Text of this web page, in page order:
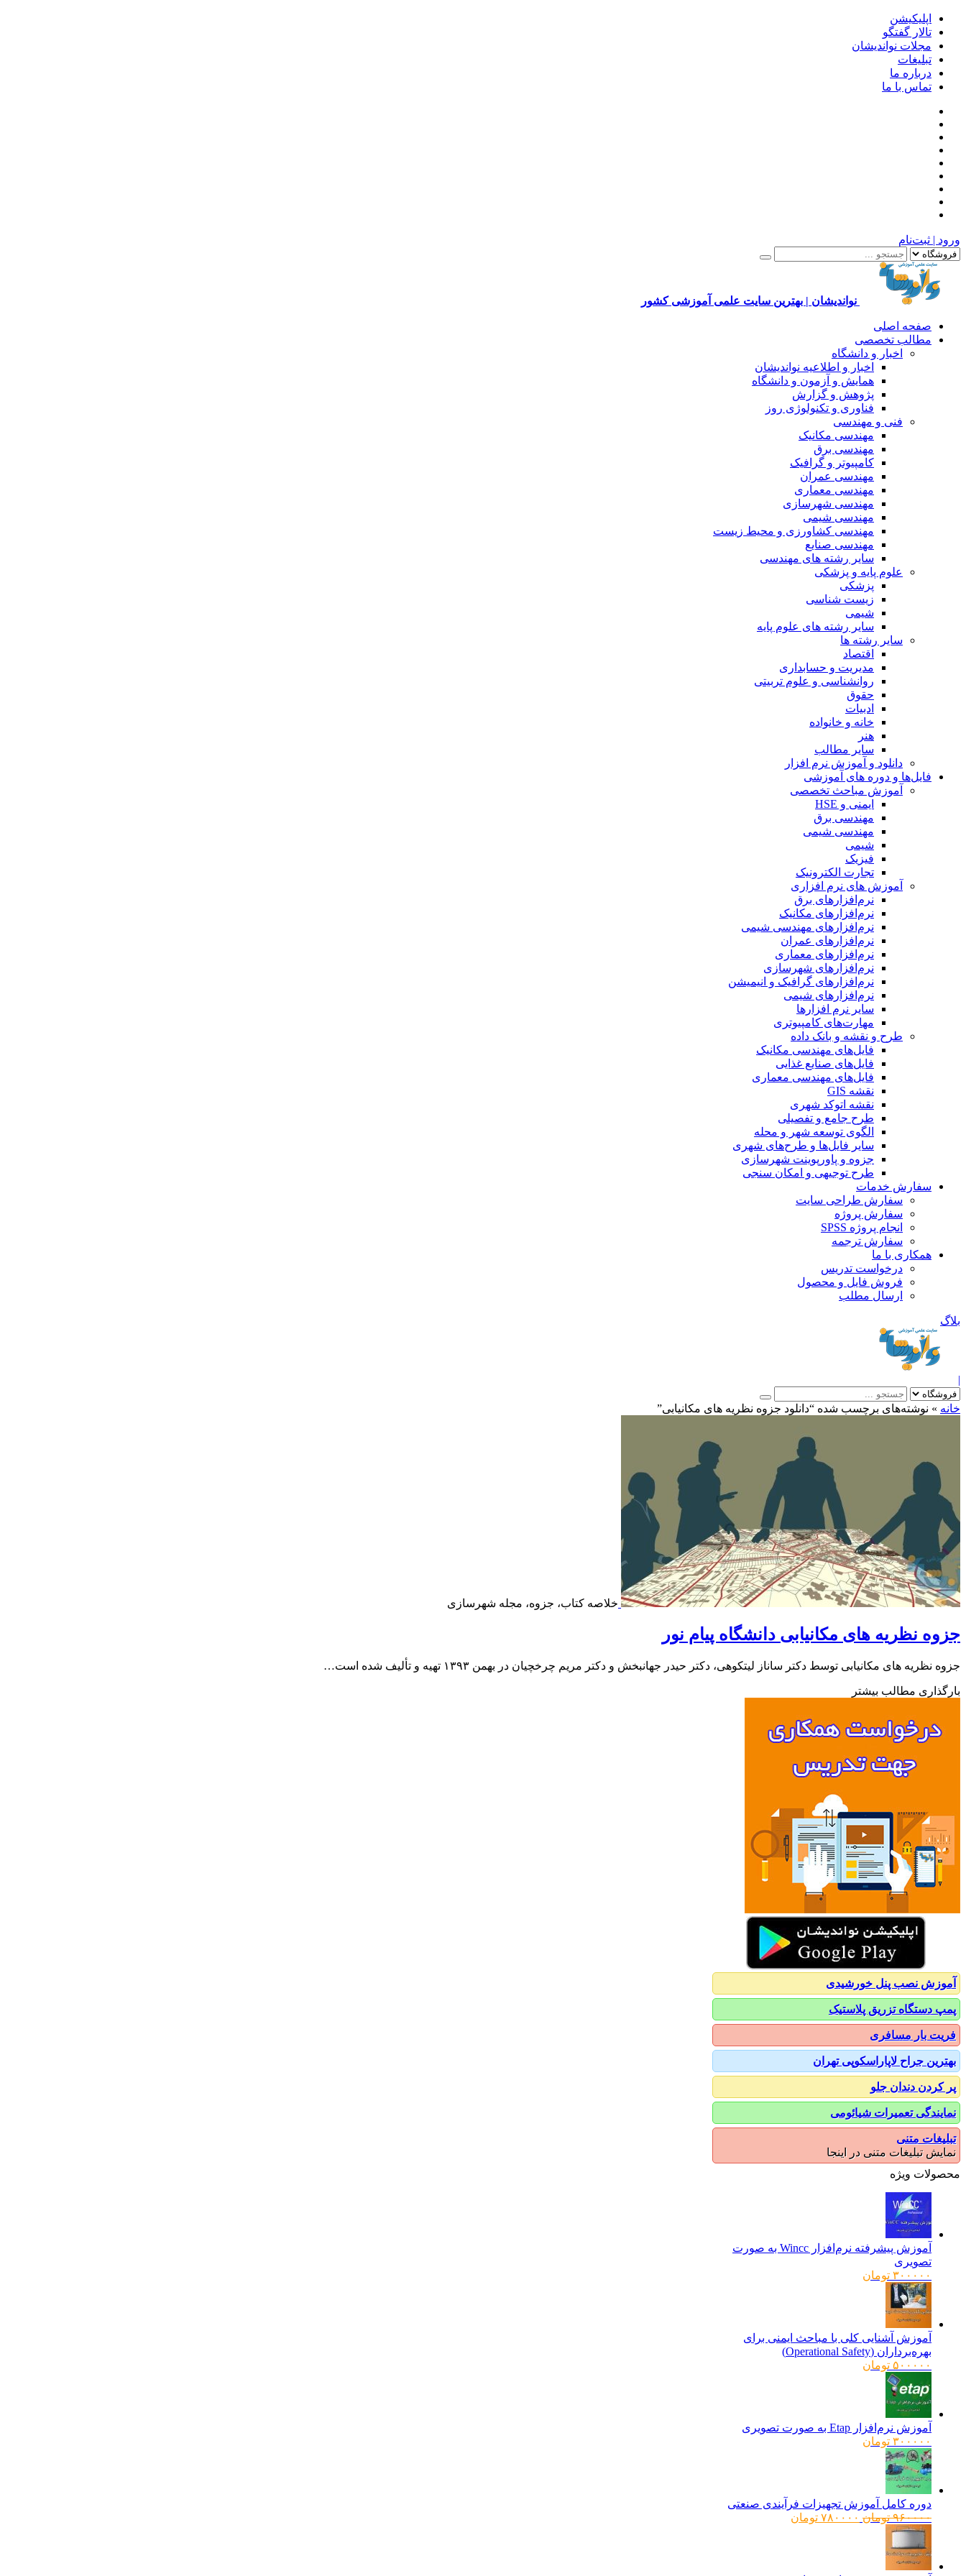
اپلیکیشن
تالار گفتگو
مجلات نواندیشان
تبلیغات
درباره ما
تماس با ما
ورود | ثبت‌نام
نواندیشان | بهترین سایت علمی آموزشی کشور
صفحه اصلی
مطالب تخصصی
اخبار و دانشگاه
اخبار و اطلاعیه نواندیشان
همایش و آزمون و دانشگاه
پژوهش و گزارش
فناوری و تکنولوژی روز
فنی و مهندسی
مهندسی مکانیک
مهندسی برق
کامپیوتر و گرافیک
مهندسی عمران
مهندسی معماری
مهندسی شهرسازی
مهندسی شیمی
مهندسی کشاورزی و محیط زیست
مهندسی صنایع
سایر رشته های مهندسی
علوم پایه و پزشکی
پزشکی
زیست شناسی
شیمی
سایر رشته های علوم پایه
سایر رشته ها
اقتصاد
مدیریت و حسابداری
روانشناسی و علوم تربیتی
حقوق
ادبیات
خانه و خانواده
هنر
سایر مطالب
دانلود و آموزش نرم افزار
فایل‌ها و دوره های آموزشی
آموزش مباحث تخصصی
ایمنی و HSE
مهندسی برق
مهندسی شیمی
شیمی
فیزیک
تجارت الکترونیک
آموزش های نرم افزاری
نرم‌افزارهای برق
نرم‌افزارهای مکانیک
نرم‌افزارهای مهندسی شیمی
نرم‌افزارهای عمران
نرم‌افزارهای معماری
نرم‌افزارهای شهرسازی
نرم‌افزارهای گرافیک و انیمیشن
نرم‌افزارهای شیمی
سایر نرم افزارها
مهارت‌های کامپیوتری
طرح و نقشه و بانک داده
فایل‌های مهندسی مکانیک
فایل‌های صنایع غذایی
فایل‌های مهندسی معماری
نقشه GIS
نقشه اتوکد شهری
طرح جامع و تفصیلی
الگوی توسعه شهر و محله
سایر فایل‌ها و طرح‌های شهری
جزوه و پاورپوینت شهرسازی
طرح توجیهی و امکان سنجی
سفارش خدمات
سفارش طراحی سایت
سفارش پروژه
انجام پروژه SPSS
سفارش ترجمه
همکاری با ما
درخواست تدریس
فروش فایل و محصول
ارسال مطلب
بلاگ
|
خانه » نوشته‌های برچسب شده “دانلود جزوه نظریه های مکانیابی”
خلاصه کتاب، جزوه، مجله شهرسازی
جزوه نظریه های مکانیابی دانشگاه پیام نور
جزوه نظریه های مکانیابی توسط دکتر ساناز لیتکوهی، دکتر حیدر جهانبخش و دکتر مریم چرخچیان در بهمن ۱۳۹۳ تهیه و تألیف شده است…
بارگذاری مطالب بیشتر
آموزش نصب پنل خورشیدی
پمپ دستگاه تزریق پلاستیک
فریت بار مسافری
بهترین جراح لاپاراسکوپی تهران
پر کردن دندان جلو
نمایندگی تعمیرات شیائومی
تبلیغات متنی
نمایش تبلیغات متنی در اینجا
محصولات ویژه
آموزش پیشرفته نرم‌افزار Wincc به صورت
تصویری
۳۰۰۰۰۰ تومان
آموزش آشنایی کلی با مباحث ایمنی برای
بهره‌برداران (Operational Safety)
۵۰۰۰۰۰ تومان
آموزش نرم‌افزار Etap به صورت تصویری
۳۰۰۰۰۰ تومان
دوره کامل آموزش تجهیزات فرآیندی صنعتی
۹۶۰۰۰۰ تومان قیمت
۷۸۰۰۰۰ تومان